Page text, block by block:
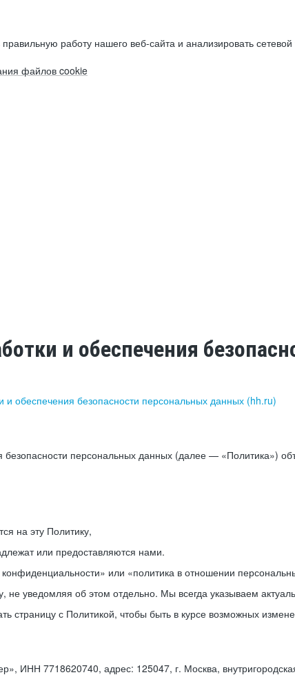
работу нашего веб-сайта и анализировать
файлов cookie
и обеспечения
и обеспечения безопасности персональных данных (hh.ru)
безопасности персональных данных (далее — «Политика»)
на эту Политику,
или предоставляются нами.
или «политика в отношении
уведомляя об этом отдельно. Мы всегда указываем
страницу с Политикой, чтобы быть в курсе возможных
7718620740, адрес: 125047, г. Москва,